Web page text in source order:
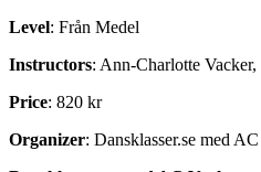
Level: Från Medel
Instructors: Ann-Charlotte
Price: 820 kr
Organizer: Dansklasser.se med